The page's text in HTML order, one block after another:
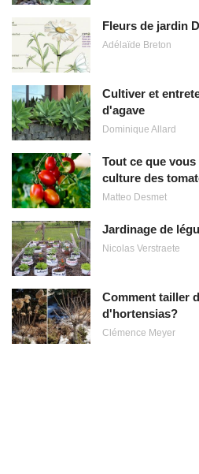
Fleurs de jardin
Adélaïde Breton
Cultiver et
d'agave
Dominique Allard
Tout ce que
culture des
Matteo Desmet
Jardinage de
Nicolas Verstraete
Comment tailler
d'hortensias?
Clémence Meyer